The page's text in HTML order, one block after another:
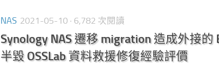
NAS 2021-05-10 · 6,782 次閱讀
Synology NAS 遷移 migration 造成外接的
半毀 OSSLab 資料救援修復經驗評價